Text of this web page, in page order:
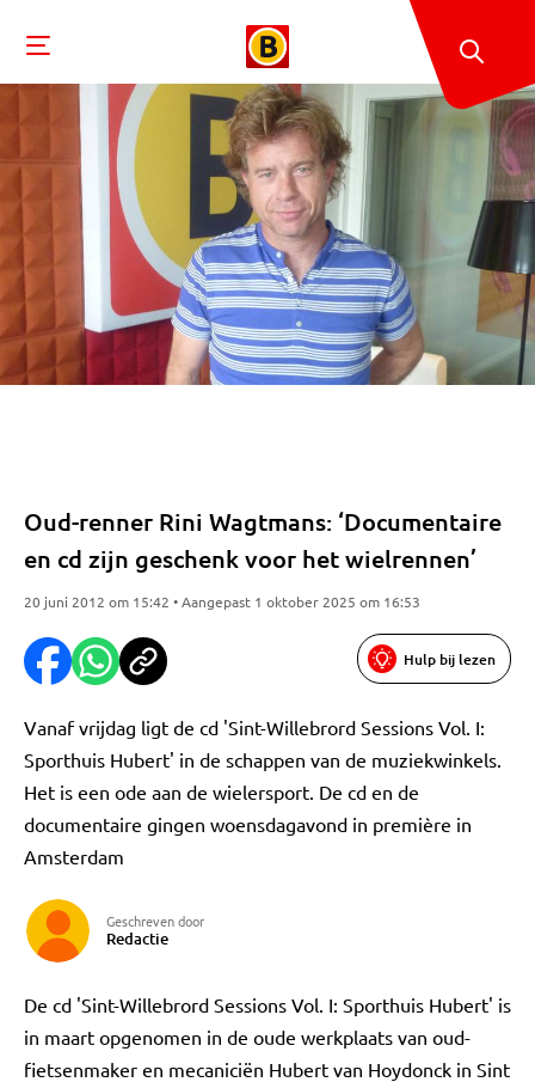
Oud-renner Rini Wagtmans: ‘Documentaire
en cd zijn geschenk voor het wielrennen’
20 juni 2012 om 15:42 • Aangepast 1 oktober 2025 om 16:53
Hulp bij lezen
Vanaf vrijdag ligt de cd 'Sint-Willebrord Sessions Vol. I:
Sporthuis Hubert' in de schappen van de muziekwinkels.
Het is een ode aan de wielersport. De cd en de
documentaire gingen woensdagavond in première in
Amsterdam
Geschreven door
Redactie
De cd 'Sint-Willebrord Sessions Vol. I: Sporthuis Hubert' is
in maart opgenomen in de oude werkplaats van oud-
fietsenmaker en mecaniciën Hubert van Hoydonck in Sint